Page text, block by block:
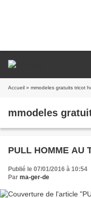
Accueil » mmodeles gratuits tricot
mmodeles
PULL HOMME AU
Publié le 07/01/2016 à 10:54
Par ma-ger-de